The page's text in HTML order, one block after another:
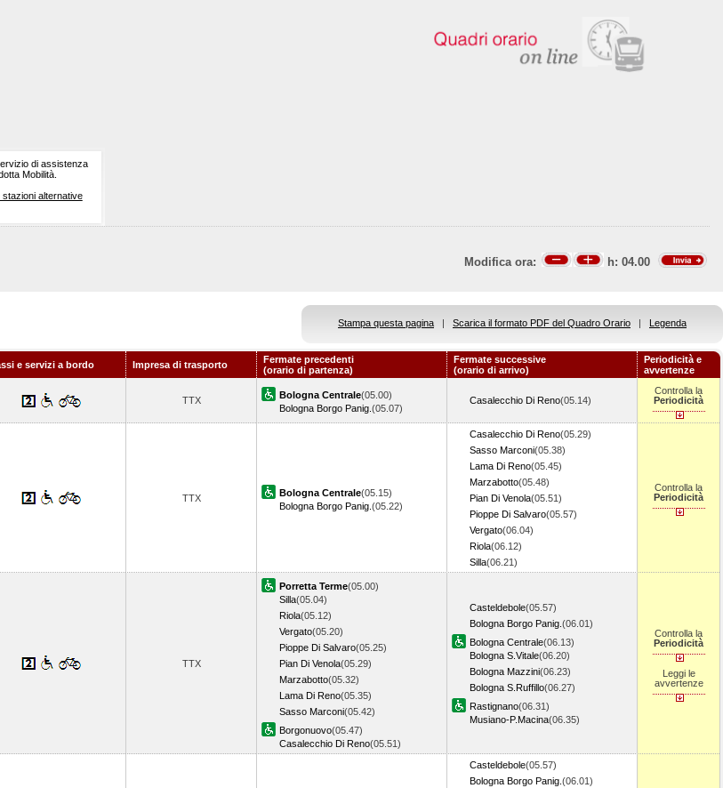
di assistenza
Mobilità.
stazioni alternative
Modifica ora: h: 04.00
Stampa questa pagina | Scarica il formato PDF del Quadro Orario | Legenda
e servizi a bordo Impresa di trasporto
Fermate precedenti
(orario di partenza)
Fermate successive
(orario di arrivo)
Periodicità e
avvertenze
TTX Bologna Centrale(05.00)
Bologna Borgo Panig. (05.07)
Casalecchio Di Reno(05.14)
Controlla la
Periodicità
TTX Bologna Centrale(05.15)
Bologna Borgo Panig. (05.22)
Casalecchio Di Reno(05.29)
Sasso Marconi(05.38)
Lama Di Reno(05.45)
Marzabotto(05.48)
Pian Di Venola(05.51)
Pioppe Di Salvaro(05.57)
Vergato(06.04)
Riola(06.12)
Silla(06.21)
Controlla la
Periodicità
TTX
Porretta Terme(05.00)
Silla(05.04)
Riola(05.12)
Vergato(05.20)
Pioppe Di Salvaro(05.25)
Pian Di Venola(05.29)
Marzabotto(05.32)
Lama Di Reno(05.35)
Sasso Marconi(05.42)
Borgonuovo(05.47)
Casalecchio Di Reno(05.51)
Casteldebole(05.57)
Bologna Borgo Panig. (06.01)
Bologna Centrale(06.13)
Bologna S.Vitale(06.20)
Bologna Mazzini(06.23)
Bologna S.Ruffillo(06.27)
Rastignano(06.31)
Musiano-P.Macina(06.35)
Controlla la
Periodicità
Leggi le
avvertenze
Casteldebole(05.57)
Bologna Borgo Panig. (06.01)